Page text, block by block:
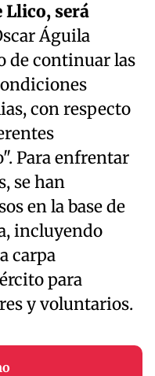
Llico, será
Águila
de continuar las
con respecto
Para enfrentar
se han
en la base de
incluyendo
carpa
para
y voluntarios.